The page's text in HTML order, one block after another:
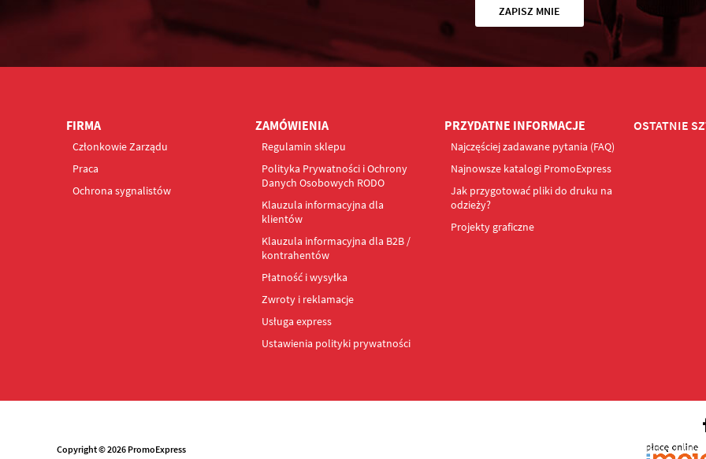
ZAPISZ MNIE
FIRMA
Członkowie Zarządu
Praca
Ochrona sygnalistów
ZAMÓWIENIA
Regulamin sklepu
Polityka Prywatności i Ochrony
Danych Osobowych RODO
Klauzula informacyjna dla
klientów
Klauzula informacyjna dla B2B /
kontrahentów
Płatność i wysyłka
Zwroty i reklamacje
Usługa express
Ustawienia polityki prywatności
PRZYDATNE INFORMACJE
Najczęściej zadawane pytania (FAQ)
Najnowsze katalogi PromoExpress
Jak przygotować pliki do druku na
odzieży?
Projekty graficzne
OSTATNIE
Copyright © 2026 PromoExpress